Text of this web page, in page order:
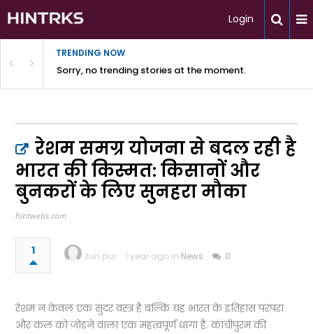
Login
TRENDING NOW
Sorry, no trending stories at the moment.
रेशम समग्र योजना से बदल रही है
भारत की किस्मत: किसानों और
बुनकरों के लिए सुनहरा मौका
hintwebs.com
1 fun pur 1 year ago in News 0
रेशम न केवल एक सुंदर वस्त्र है बल्कि यह भारत के इतिहास परंपरा
और कल को जोड़ने वाला एक महत्वपूर्ण धागा है. कांचीपुरम की